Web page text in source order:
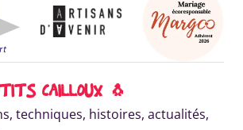
CAILLOUX 🐧
techniques, histoires, actualités,